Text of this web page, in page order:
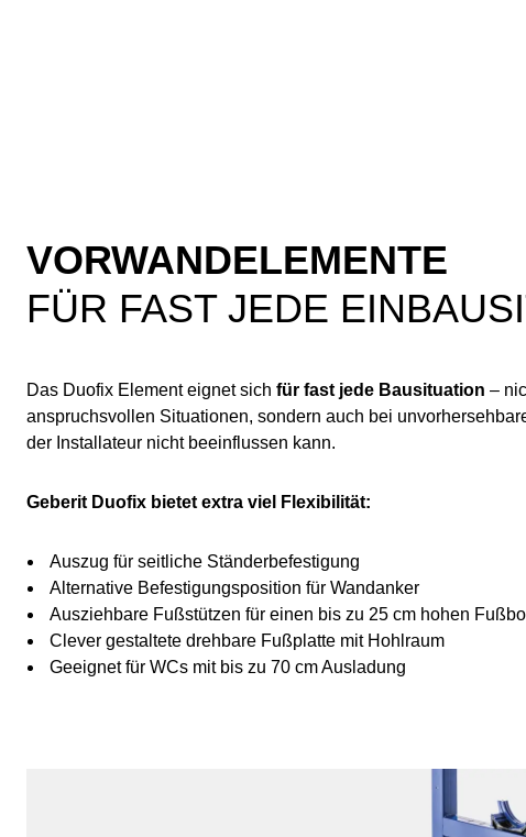
VORWANDELEMENTE
FÜR FAST JEDE
Das Duofix Element eignet sich für fast jede Bausituation –
anspruchsvollen Situationen, sondern auch bei
der Installateur nicht beeinflussen kann.
Geberit Duofix bietet extra viel Flexibilität:
Auszug für seitliche Ständerbefestigung
Alternative Befestigungsposition für Wandanker
Ausziehbare Fußstützen für einen bis zu 25 cm hohen
Clever gestaltete drehbare Fußplatte mit Hohlraum
Geeignet für WCs mit bis zu 70 cm Ausladung